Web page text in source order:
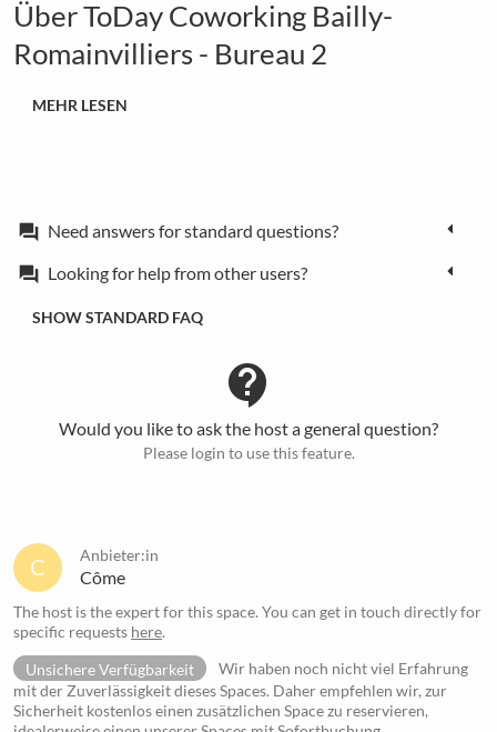
Über ToDay Coworking Bailly-
Romainvilliers - Bureau 2
MEHR LESEN
forum Need answers for standard questions?
forum Looking for help from other users?
SHOW STANDARD FAQ
contact_support
Would you like to ask the host a general question?
Please login to use this feature.
C Anbieter:in
Côme
The host is the expert for this space. You can get in touch directly for
specific requests here.
Unsichere Verfügbarkeit
Wir haben noch nicht viel Erfahrung
mit der Zuverlässigkeit dieses Spaces. Daher empfehlen wir, zur
Sicherheit kostenlos einen zusätzlichen Space zu reservieren,